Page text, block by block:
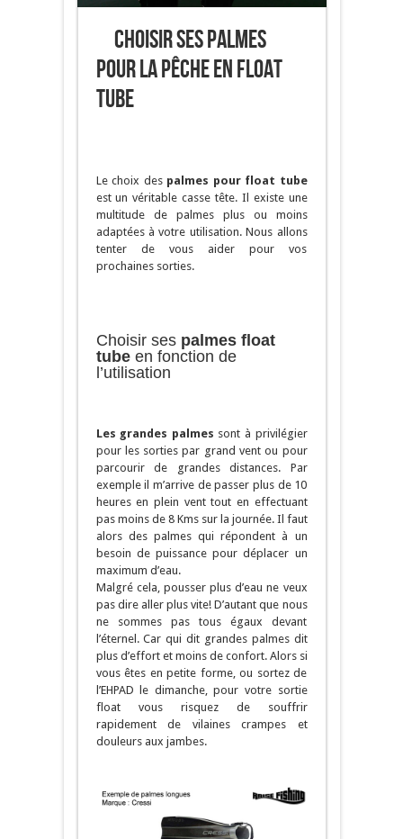
Choisir ses palmes
pour la pêche en float
tube
Le choix des palmes pour float tube
est un véritable casse tête. Il existe une
multitude de palmes plus ou moins
adaptées à votre utilisation. Nous allons
tenter de vous aider pour vos
prochaines sorties.
Choisir ses palmes float
tubeen fonction de
l’utilisation
Les grandes palmes sont à privilégier
pour les sorties par grand vent ou pour
parcourir de grandes distances. Par
exemple il m’arrive de passer plus de 10
heures en plein vent tout en effectuant
pas moins de 8 Kms sur la journée. Il faut
alors des palmes qui répondent à un
besoin de puissance pour déplacer un
maximum d’eau.
Malgré cela, pousser plus d’eau ne veux
pas dire aller plus vite! D’autant que nous
ne sommes pas tous égaux devant
l’éternel. Car qui dit grandes palmes dit
plus d’effort et moins de confort. Alors si
vous êtes en petite forme, ou sortez de
l’EHPAD le dimanche, pour votre sortie
float vous risquez de souffrir
rapidement de vilaines crampes et
douleurs aux jambes.